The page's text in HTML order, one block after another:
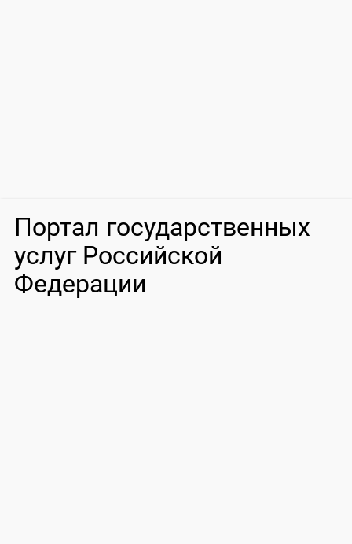
Портал государственных
услуг Российской
Федерации